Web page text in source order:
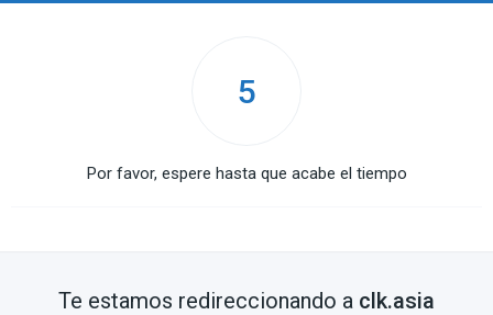
5
Por favor, espere hasta que acabe el tiempo
Te estamos redireccionando a clk.asia